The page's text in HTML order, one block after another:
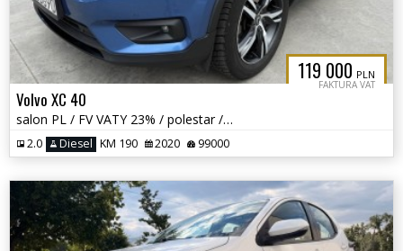
119 000 PLN
FAKTURA VAT
Volvo XC 40
salon PL / FV VATY 23% / polestar / R Design / 4x4 /
2.0 Diesel KM 190 2020 99000